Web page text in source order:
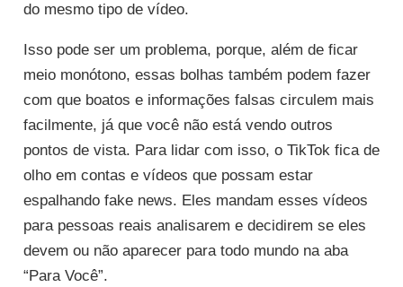
do mesmo tipo de vídeo.
Isso pode ser um problema, porque, além de ficar
meio monótono, essas bolhas também podem fazer
com que boatos e informações falsas circulem mais
facilmente, já que você não está vendo outros
pontos de vista. Para lidar com isso, o TikTok fica de
olho em contas e vídeos que possam estar
espalhando fake news. Eles mandam esses vídeos
para pessoas reais analisarem e decidirem se eles
devem ou não aparecer para todo mundo na aba
“Para Você”.